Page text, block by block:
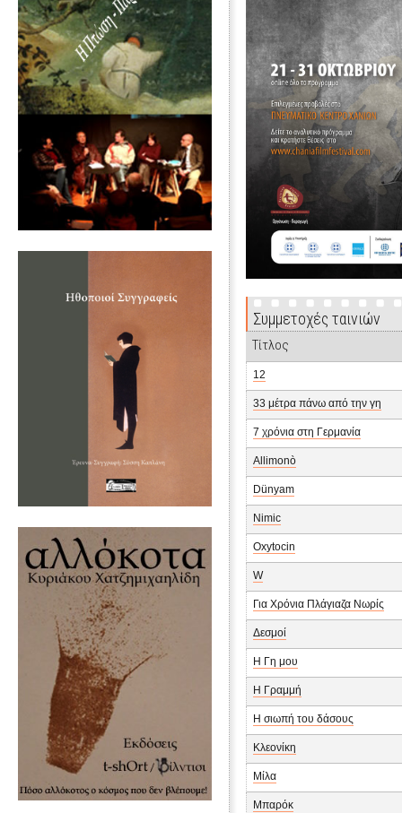
Συμμετοχές ταινιών
Τίτλος
12
33 μέτρα πάνω από την γη
7 χρόνια στη Γερμανία
Allimonò
Dünyam
Nimic
Oxytocin
W
Για Χρόνια Πλάγιαζα Νωρίς
Δεσμοί
Η Γη μου
Η Γραμμή
Η σιωπή του δάσους
Κλεονίκη
Μίλα
Μπαρόκ